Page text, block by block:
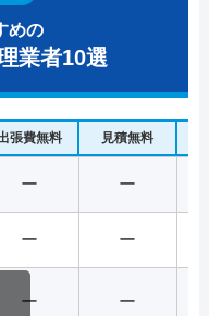
めの
業者10選
張費無料 見積無料
ー ー
ー ー
ー ー